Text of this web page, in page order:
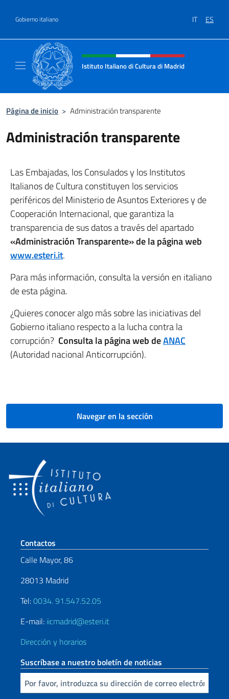
Gobierno italiano IT ES
Encabezado del sitio web,
Istituto Italiano di Cultura di Madrid
Página de inicio > Administración transparente
Administración transparente
Las Embajadas, los Consulados y los Institutos
Italianos de Cultura constituyen los servicios
periféricos del Ministerio de Asuntos Exteriores y de
Cooperación Internacional, que garantiza la
transparencia de sus datos a través del apartado
«Administración Transparente» de la página web
www.esteri.it.
Para más información, consulta la versión en italiano
de esta página.
¿Quieres conocer algo más sobre las iniciativas del
Gobierno italiano respecto a la lucha contra la
corrupción? Consulta la página web deANAC
(Autoridad nacional Anticorrupción).
Navegar en la sección
Sezione footer
Contactos
Calle Mayor, 86
28013 Madrid
Tel:0034. 91.547.52.05
E-mail: iicmadrid@esteri.it
Dirección y horarios
Suscríbase a nuestro boletín de noticias
Inserta tu correo electronico